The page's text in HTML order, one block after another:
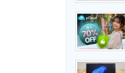
製造業のIT導入・活用を支援